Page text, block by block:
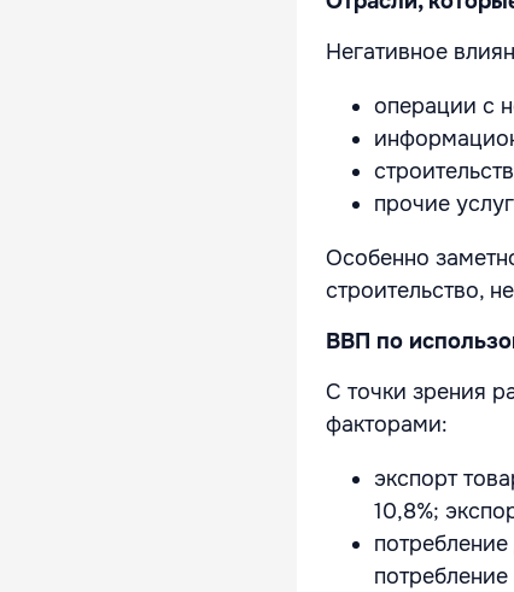
Негативное
операции с
прочие
Особенно
строительство,
ВВП по
С точки зрения
факторами:
экспорт
10,8%;